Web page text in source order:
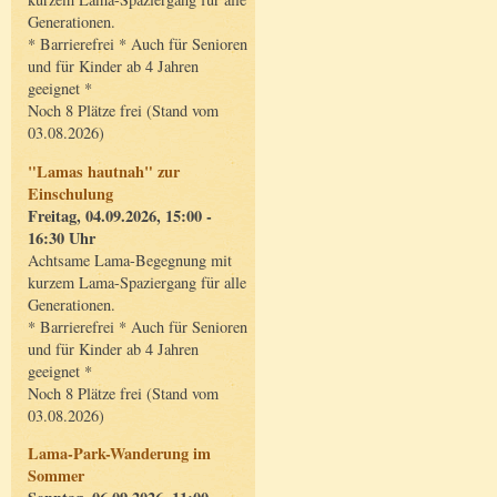
Generationen.
* Barrierefrei * Auch für Senioren
und für Kinder ab 4 Jahren
geeignet *
Noch 8 Plätze frei (Stand vom
03.08.2026)
"Lamas hautnah" zur
Einschulung
Freitag, 04.09.2026, 15:00 -
16:30 Uhr
Achtsame Lama-Begegnung mit
kurzem Lama-Spaziergang für alle
Generationen.
* Barrierefrei * Auch für Senioren
und für Kinder ab 4 Jahren
geeignet *
Noch 8 Plätze frei (Stand vom
03.08.2026)
Lama-Park-Wanderung im
Sommer